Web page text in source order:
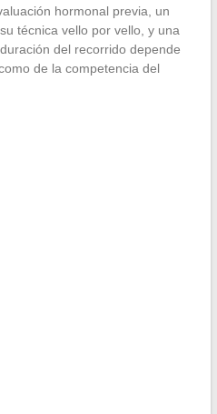
hormonal previa, un
técnica vello por vello, y una
del recorrido depende
de la competencia del